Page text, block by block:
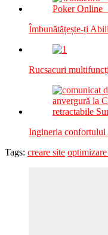
Îmbunătățește-ți
Rucsacuri
Ingineria
Tags: creare site optimizare